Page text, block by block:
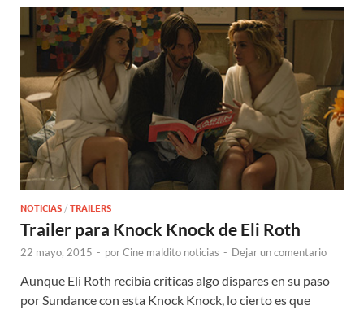
NOTICIAS / TRAILERS
Trailer para Knock Knock de Eli Roth
22 mayo, 2015 - porCine maldito noticias - Dejar un comentario
Aunque Eli Roth recibía críticas algo dispares en su paso
por Sundance con esta Knock Knock, lo cierto es que